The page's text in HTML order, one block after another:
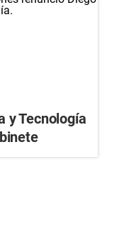
y Tecnología